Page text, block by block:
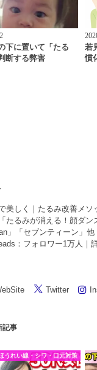
下に置いて「たる
断する弊害
若
慣
美しく｜たるみ改善メ
たるみが消える！顔ダン
」「セブンティーン」他
：フォロワー1万人｜
Twitter
記事
うれい線・シワ・口元対策